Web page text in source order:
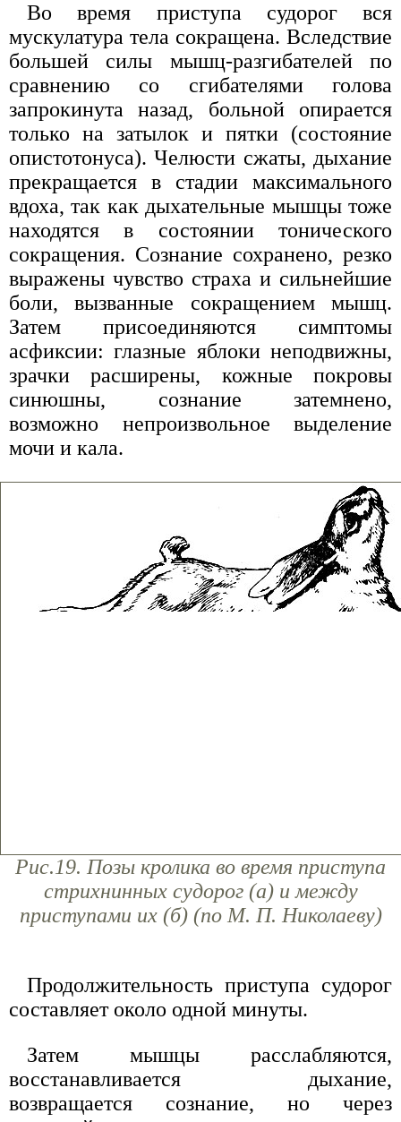
Во время приступа судорог вся
мускулатура тела сокращена. Вследствие
большей силы мышц-разгибателей по
сравнению со сгибателями голова
запрокинута назад, больной опирается
только на затылок и пятки (состояние
опистотонуса). Челюсти сжаты, дыхание
прекращается в стадии максимального
вдоха, так как дыхательные мышцы тоже
находятся в состоянии тонического
сокращения. Сознание сохранено, резко
выражены чувство страха и сильнейшие
боли, вызванные сокращением мышц.
Затем присоединяются симптомы
асфиксии: глазные яблоки неподвижны,
зрачки расширены, кожные покровы
синюшны, сознание затемнено,
возможно непроизвольное выделение
мочи и кала.
Рис.19. Позы кролика во время приступа
стрихнинных судорог (а) и между
приступами их (б) (по М. П. Николаеву)
Продолжительность приступа судорог
составляет около одной минуты.
Затем мышцы расслабляются,
восстанавливается дыхание,
возвращается сознание, но через